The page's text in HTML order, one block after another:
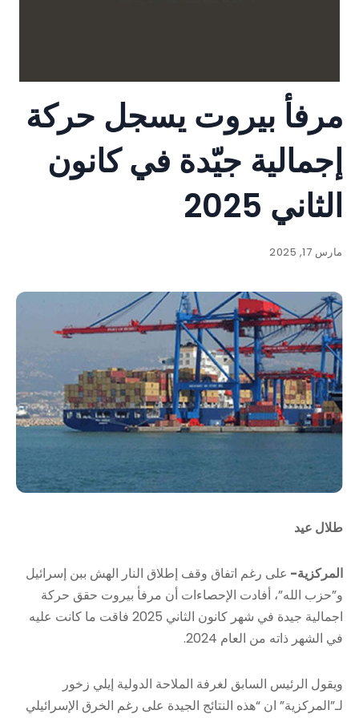
مرفأ بيروت يسجل حركة
إجمالية جيّدة في كانون
الثاني 2025
مارس 17, 2025
طلال عيد
المركزية- على رغم اتفاق وقف إطلاق النار الهش ببن إسرائيل
و”حزب الله”، أفادت الإحصاءات أن مرفأ بيروت حقق حركة
اجمالية جيدة في شهر كانون الثاني 2025 فاقت ما كانت عليه
في الشهر ذاته من العام 2024.
ويقول الرئيس السابق لغرفة الملاحة الدولية إيلي زخور
لـ”المركزية” ان “هذه النتائج الجيدة على رغم الخرق الإسرائيلي